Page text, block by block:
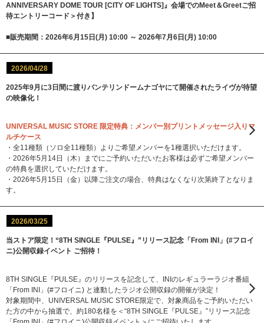
ANNIVERSARY DOME TOUR [CITY OF LIGHTS]』会場でのMeet＆Greetご招
待エントリーコード＞付き】
■販売期間：2026年6月15日(月) 10:00 ～ 2026年7月6日(月) 10:00
2026/04/28
2025年9月に3日間に渡りバンテリンドームナゴヤにて開催されたライヴが待望
の映像化！
UNIVERSAL MUSIC STORE 限定特典：メンバー別プリントメッセージ入りマ
ルチケース
・全11種類（ソロ全11種類）よりご希望メンバーを1種選択いただけます。
・2026年5月14日（木）までにご予約いただいたお客様は必ずご希望メンバー
の特典を選択していただけます。
・2026年5月15日（金）以降ご注文の場合、特典はなくなり次第終了となりま
す。
2026/03/25
当ストア限定！“8TH SINGLE『PULSE』”リリース記念「From INI」(#フロイ
ニ)公開収録イベント ご招待！
8TH SINGLE『PULSE』のリリースを記念して、INIのレギュラーラジオ番組
「From INI」(#フロイニ) と連動したラジオ公開収録の開催が決定！
対象期間中、UNIVERSAL MUSIC STORE限定で、対象商品をご予約いただい
た方の中から抽選で、約180名様を＜“8TH SINGLE『PULSE』”リリース記念